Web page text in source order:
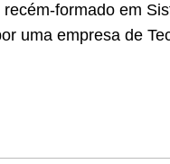
formado em
uma empresa de